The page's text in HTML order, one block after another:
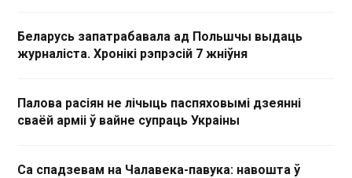
Беларусь запатрабавала ад Польшчы выдаць
журналіста. Хронікі рэпрэсій 7 жніўня
Палова расіян не лічыць паспяховымі дзеянні
сваёй арміі ў вайне супраць Украіны
Са спадзевам на Чалавека-павука: навошта ў